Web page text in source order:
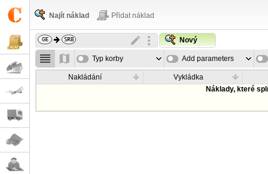
Najít náklad Přidat náklad
Nový
Typ korby Add parameters
Nakládání Vykládka
Náklady, které